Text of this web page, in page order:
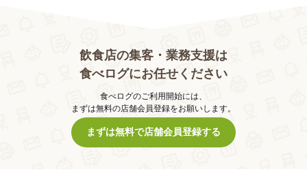
飲食店の集客・業務支援は
食べログにお任せください
食べログのご利用開始には、
まずは無料の店舗会員登録をお願いします。
まずは無料で店舗会員登録する